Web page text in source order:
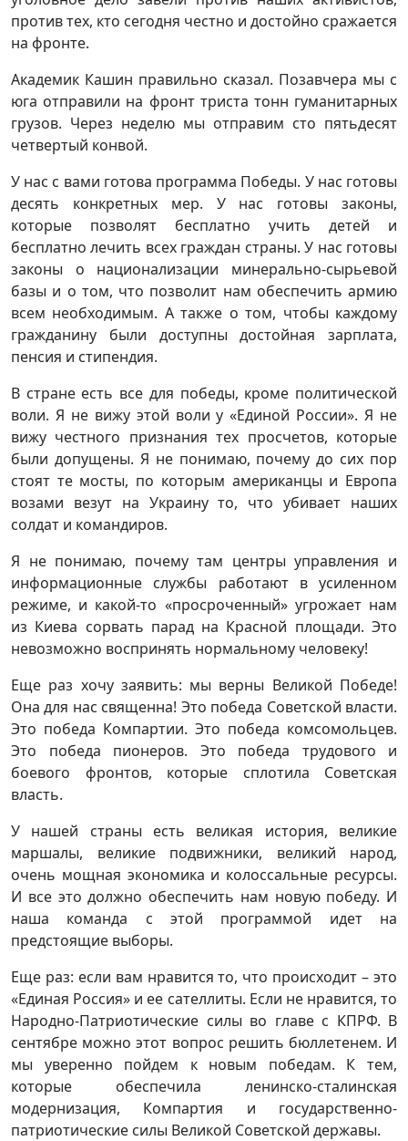
против тех, кто сегодня честно и достойно сражается
на фронте.
Академик Кашин правильно сказал. Позавчера мы с
юга отправили на фронт триста тонн гуманитарных
грузов. Через неделю мы отправим сто пятьдесят
четвертый конвой.
У нас с вами готова программа Победы. У нас готовы
десять конкретных мер. У нас готовы законы,
которые позволят бесплатно учить детей и
бесплатно лечить всех граждан страны. У нас готовы
законы о национализации минерально-сырьевой
базы и о том, что позволит нам обеспечить армию
всем необходимым. А также о том, чтобы каждому
гражданину были доступны достойная зарплата,
пенсия и стипендия.
В стране есть все для победы, кроме политической
воли. Я не вижу этой воли у «Единой России». Я не
вижу честного признания тех просчетов, которые
были допущены. Я не понимаю, почему до сих пор
стоят те мосты, по которым американцы и Европа
возами везут на Украину то, что убивает наших
солдат и командиров.
Я не понимаю, почему там центры управления и
информационные службы работают в усиленном
режиме, и какой-то «просроченный» угрожает нам
из Киева сорвать парад на Красной площади. Это
невозможно воспринять нормальному человеку!
Еще раз хочу заявить: мы верны Великой Победе!
Она для нас священна! Это победа Советской власти.
Это победа Компартии. Это победа комсомольцев.
Это победа пионеров. Это победа трудового и
боевого фронтов, которые сплотила Советская
власть.
У нашей страны есть великая история, великие
маршалы, великие подвижники, великий народ,
очень мощная экономика и колоссальные ресурсы.
И все это должно обеспечить нам новую победу. И
наша команда с этой программой идет на
предстоящие выборы.
Еще раз: если вам нравится то, что происходит – это
«Единая Россия» и ее сателлиты. Если не нравится, то
Народно-Патриотические силы во главе с КПРФ. В
сентябре можно этот вопрос решить бюллетенем. И
мы уверенно пойдем к новым победам. К тем,
которые обеспечила ленинско-сталинская
модернизация, Компартия и государственно-
патриотические силы Великой Советской державы.